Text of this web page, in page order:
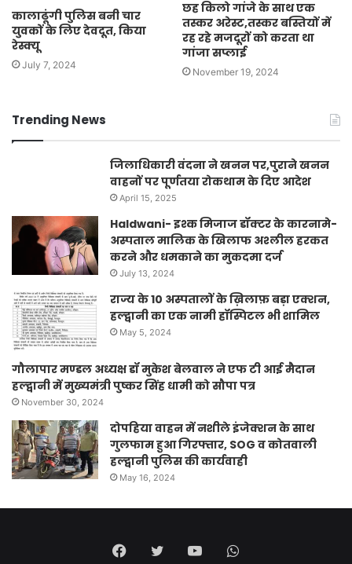
कालाढूंगी पुलिस बनी चार
युवकों के लिए देवदूत, किया
रेस्क्यू
July 7, 2024
छह किलो गांजे के साथ एक
तस्कर अरेस्ट,तस्कर बस्तियों में
रह रहे मजदूरों को करता था
गांजा सप्लाई
November 19, 2024
Trending News
जिलाधिकारी वंदना ने खनन पर,पुराने खनन
वाहनों पर पूर्णतया रोकथाम के दिए आदेश
April 15, 2025
Haldwani- इश्क मिजाज डॉक्टर के कारनामे-
अस्पताल मालिक के खिलाफ अश्लील हरकत
करने और धमकाने का मुकदमा दर्ज
July 13, 2024
राज्य के 10 अस्पतालों के ख़िलाफ़ बड़ा एक्शन,
हल्द्वानी का एक नामी हॉस्पिटल भी शामिल
May 5, 2024
गौलापार मण्डल अध्यक्ष डॉ मुकेश बेलवाल ने एफ टी आई मैदान
हल्द्वानी में मुख्यमंत्री पुष्कर सिंह धामी को सौपा पत्र
November 30, 2024
दोपहिया वाहन में नशीले इंजेक्शन के साथ
गुलफाम हुआ गिरफ्तार, SOG व कोतवाली
हल्द्वानी पुलिस की कार्यवाही
May 16, 2024
Facebook
TwitterYouTubeWhatsApp